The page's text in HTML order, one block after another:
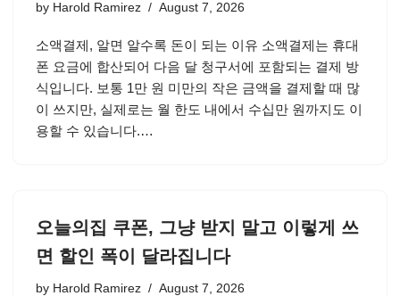
by Harold Ramirez August 7, 2026
소액결제, 알면 알수록 돈이 되는 이유 소액결제는 휴대
폰 요금에 합산되어 다음 달 청구서에 포함되는 결제 방
식입니다. 보통 1만 원 미만의 작은 금액을 결제할 때 많
이 쓰지만, 실제로는 월 한도 내에서 수십만 원까지도 이
용할 수 있습니다.…
오늘의집 쿠폰, 그냥 받지 말고 이렇게 쓰
면 할인 폭이 달라집니다
by Harold Ramirez August 7, 2026